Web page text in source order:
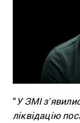
“У ЗМІ
ліквідацію